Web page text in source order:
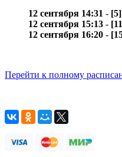
12 сентября 14:31 - [5]
12 сентября 15:13 -
12 сентября 16:20 -
Перейти к полному